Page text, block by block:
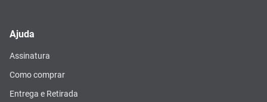
Ajuda
Assinatura
Como comprar
Entrega e Retirada